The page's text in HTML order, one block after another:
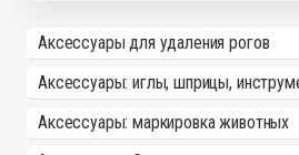
Аксессуары для удаления рогов
Аксессуары: иглы, шприцы,
Аксессуары: маркировка животных